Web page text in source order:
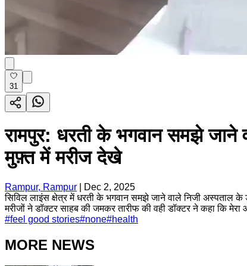
31
रामपुर: धरती के भगवान समझे जाने
मुफ़्त में मरीज देखे
Rampur, Rampur
Dec 2, 2025
सिविल लाइंस क्षेत्र में धरती के भगवान समझे जाने वाले निजी अस्पताल
मरीजों ने डॉक्टर साहब की जमकर तारीफ की वही डॉक्टर ने कहा कि
#feel good stories#none#health
MORE NEWS